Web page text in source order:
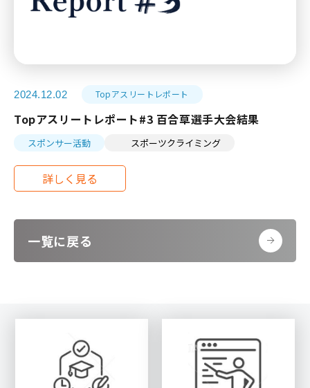
2024.12.02 Topアスリートレポート
Topアスリートレポート#3 百合草選手大会結果
スポンサー活動 スポーツクライミング
一覧に戻る